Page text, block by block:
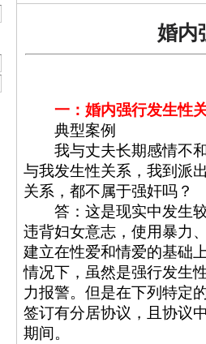
婚内
一：婚内强行发生性
典型案例
我与丈夫长期感情不
与我发生性关系，我到派
关系，都不属于强奸吗？
答：这是现实中发生
违背妇女意志，使用暴力
建立在性爱和情爱的基础
情况下，虽然是强行发生
力报警。但是在下列特定
签订有分居协议，且协议
期间。